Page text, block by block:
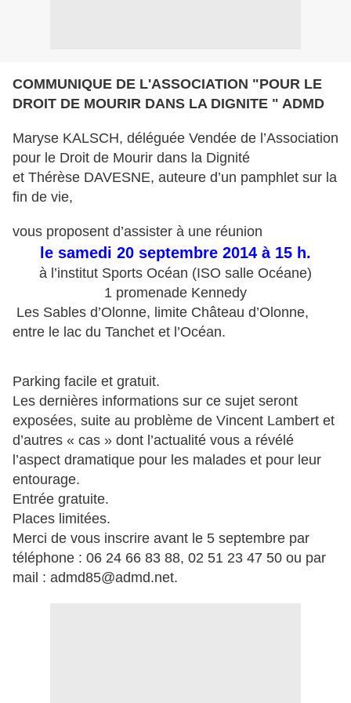
COMMUNIQUE DE L'ASSOCIATION "POUR LE
DROIT DE MOURIR DANS LA DIGNITE " ADMD
Maryse KALSCH, déléguée Vendée de l’Association
pour le Droit de Mourir dans la Dignité
et Thérèse DAVESNE, auteure d’un pamphlet sur la
fin de vie,
vous proposent d’assister à une réunion
le samedi 20 septembre 2014 à 15 h.
à l’institut Sports Océan (ISO salle Océane)
1 promenade Kennedy
Les Sables d’Olonne, limite Château d’Olonne,
entre le lac du Tanchet et l’Océan.
Parking facile et gratuit.
Les dernières informations sur ce sujet seront
exposées, suite au problème de Vincent Lambert et
d’autres « cas » dont l’actualité vous a révélé
l’aspect dramatique pour les malades et pour leur
entourage.
Entrée gratuite.
Places limitées.
Merci de vous inscrire avant le 5 septembre par
téléphone : 06 24 66 83 88, 02 51 23 47 50 ou par
mail : admd85@admd.net.